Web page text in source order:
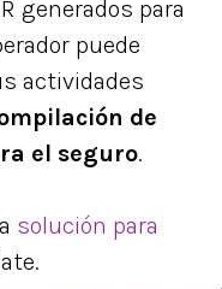
generados para
puede
actividades
de
el seguro.
solución para